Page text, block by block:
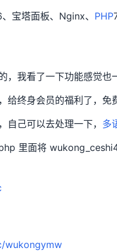
宝塔面板、Nginx、 PHP
，我看了一下功能感觉
给终身会员的福利了，免
自己可以去处理一下， 多
里面将
wukongymw